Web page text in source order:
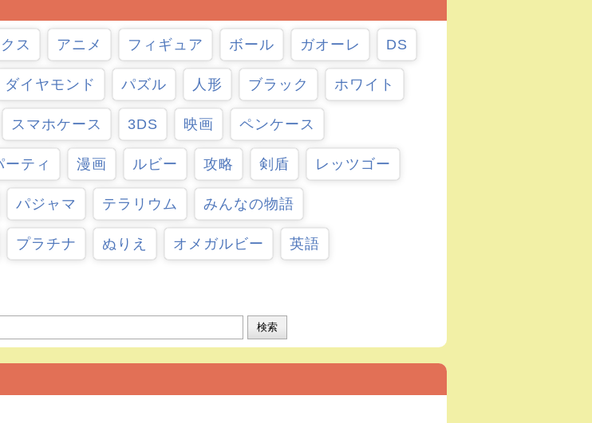
ス アニメ フィギュア ボール ガオーレ DS
ダイヤモンド パズル 人形 ブラック ホワイト
スマホケース 3DS 映画 ペンケース
ーティ 漫画 ルビー 攻略 剣盾 レッツゴー
パジャマ テラリウム みんなの物語
プラチナ ぬりえ オメガルビー 英語
検索